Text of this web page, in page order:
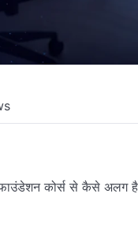
फाउंडेशन कोर्स से कैसे अलग